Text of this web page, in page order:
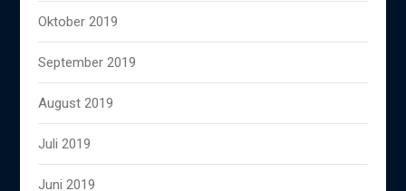
Oktober 2019
September 2019
August 2019
Juli 2019
Juni 2019